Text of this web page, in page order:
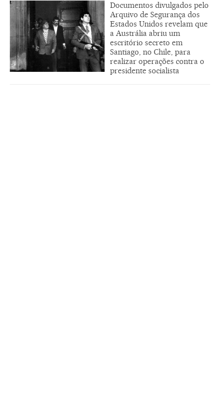
Documentos divulgados pelo
Arquivo de Segurança dos
Estados Unidos revelam que
a Austrália abriu um
escritório secreto em
Santiago, no Chile, para
realizar operações contra o
presidente socialista